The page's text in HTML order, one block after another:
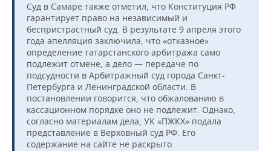
Суд в Самаре также отметил, что Конституция РФ
гарантирует право на независимый и
беспристрастный суд. В результате 9 апреля этого
года апелляция заключила, что «отказное»
определение татарстанского арбитража само
подлежит отмене, а дело — передаче по
подсудности в Арбитражный суд города Санкт-
Петербурга и Ленинградской области. В
постановлении говорится, что обжалованию в
кассационном порядке оно не подлежит. Однако,
согласно материалам дела, УК «ПЖКХ» подала
представление в Верховный суд РФ. Его
содержание на сайте не раскрыто.